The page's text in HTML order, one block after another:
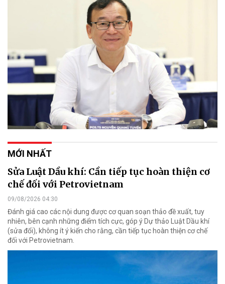
MỚI NHẤT
Sửa Luật Dầu khí: Cần tiếp tục hoàn thiện cơ
chế đối với Petrovietnam
09/08/2026 04:30
Đánh giá cao các nội dung được cơ quan soạn thảo đề xuất, tuy
nhiên, bên cạnh những điểm tích cực, góp ý Dự thảo Luật Dầu khí
(sửa đổi), không ít ý kiến cho rằng, cần tiếp tục hoàn thiện cơ chế
đối với Petrovietnam.